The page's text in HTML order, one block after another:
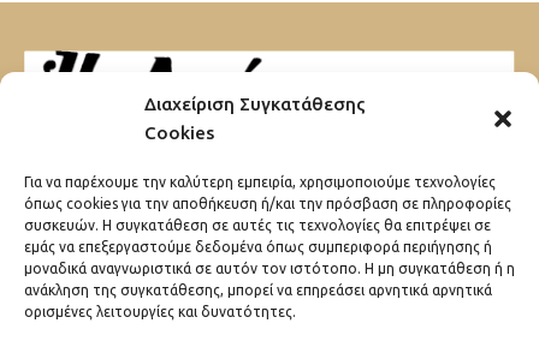
Διαχείριση Συγκατάθεσης
Cookies
Για να παρέχουμε την καλύτερη εμπειρία, χρησιμοποιούμε τεχνολογίες
όπως cookies για την αποθήκευση ή/και την πρόσβαση σε πληροφορίες
συσκευών. Η συγκατάθεση σε αυτές τις τεχνολογίες θα επιτρέψει σε
εμάς να επεξεργαστούμε δεδομένα όπως συμπεριφορά περιήγησης ή
μοναδικά αναγνωριστικά σε αυτόν τον ιστότοπο. Η μη συγκατάθεση ή η
ανάκληση της συγκατάθεσης, μπορεί να επηρεάσει αρνητικά αρνητικά
ορισμένες λειτουργίες και δυνατότητες.
10680 Αθήνα
ΠΟΙΟΙ ΕΙΜΑΣΤΕ